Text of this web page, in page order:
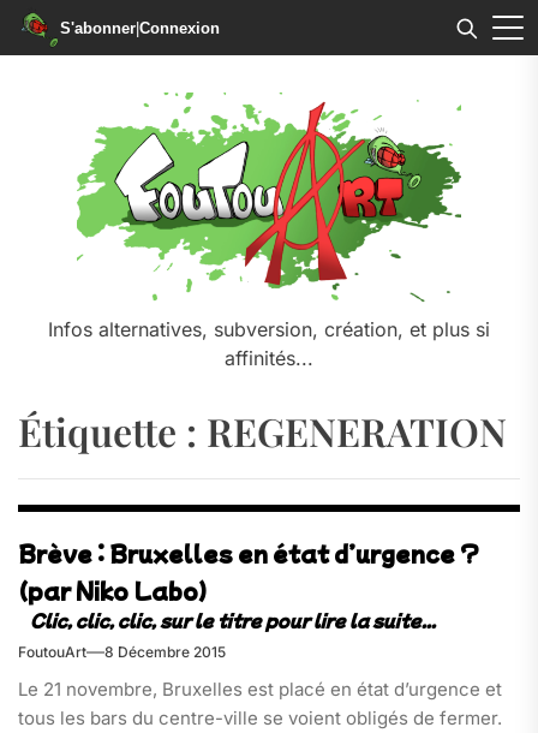
S'abonner|Connexion
Infos alternatives, subversion, création, et plus si
affinités...
Étiquette : REGENERATION
Brève : Bruxelles en état d’urgence ?
(par Niko Labo)
FoutouArt 8 Décembre 2015
Le 21 novembre, Bruxelles est placé en état d’urgence et
tous les bars du centre-ville se voient obligés de fermer.